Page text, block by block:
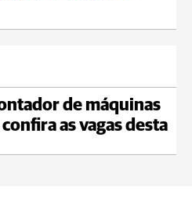
de máquinas
as vagas desta